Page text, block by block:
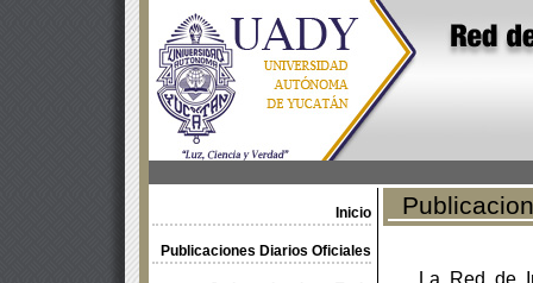
Inicio
Publicaciones Diarios Oficiales
La Red de